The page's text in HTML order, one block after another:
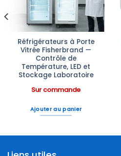
Réfrigérateurs à Porte
Vitrée Fisherbrand —
Contrôle de
Température, LED et
Stockage Laboratoire
Sur commande
Ajouter au panier